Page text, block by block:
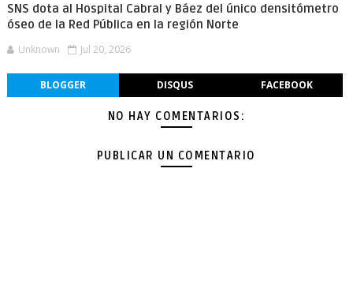
SNS dota al Hospital Cabral y Báez del único densitómetro
óseo de la Red Pública en la región Norte
Unknown Jul 20, 2026
BLOGGER DISQUS FACEBOOK
NO HAY COMENTARIOS:
PUBLICAR UN COMENTARIO